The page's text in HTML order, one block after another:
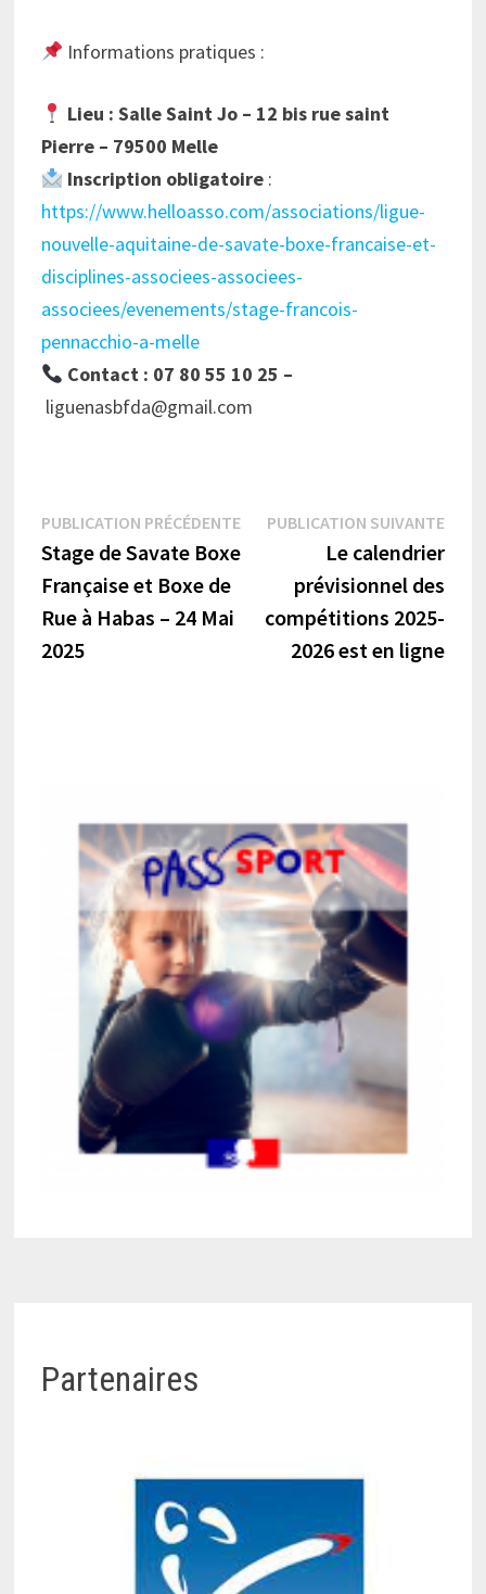
Informations pratiques :
Lieu : Salle Saint Jo – 12 bis rue saint
Pierre – 79500 Melle
Inscription obligatoire :
https://www.helloasso.com/associations/ligue-
nouvelle-aquitaine-de-savate-boxe-francaise-et-
disciplines-associees-associees-
associees/evenements/stage-francois-
pennacchio-a-melle
Contact : 07 80 55 10 25 –
liguenasbfda@gmail.com
Navigation
de
l’article
PUBLICATION PRÉCÉDENTEPublication
précédente :
Stage de Savate Boxe
Française et Boxe de
Rue à Habas – 24 Mai
2025
PUBLICATION SUIVANTE
Le calendrier
prévisionnel des
compétitions 2025-
2026 est en ligne
Partenaires